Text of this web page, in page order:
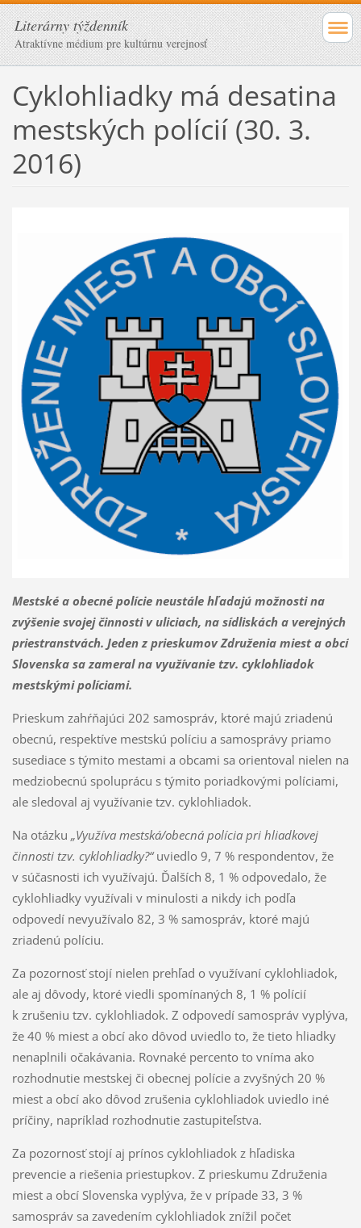
Literárny týždenník
Atraktívne médium pre kultúrnu verejnosť
Cyklohliadky má desatina
mestských polícií (30. 3.
2016)
Mestské a obecné polície neustále hľadajú možnosti na
zvýšenie svojej činnosti v uliciach, na sídliskách a verejných
priestranstvách. Jeden z prieskumov Združenia miest a obcí
Slovenska sa zameral na využívanie tzv. cyklohliadok
mestskými políciami.
Prieskum zahŕňajúci 202 samospráv, ktoré majú zriadenú
obecnú, respektíve mestskú políciu a samosprávy priamo
susediace s týmito mestami a obcami sa orientoval nielen na
medziobecnú spoluprácu s týmito poriadkovými políciami,
ale sledoval aj využívanie tzv. cyklohliadok.
Na otázku „Využíva mestská/obecná polícia pri hliadkovej
činnosti tzv. cyklohliadky?“uviedlo 9, 7 % respondentov, že
v súčasnosti ich využívajú. Ďalších 8, 1 % odpovedalo, že
cyklohliadky využívali v minulosti a nikdy ich podľa
odpovedí nevyužívalo 82, 3 % samospráv, ktoré majú
zriadenú políciu.
Za pozornosť stojí nielen prehľad o využívaní cyklohliadok,
ale aj dôvody, ktoré viedli spomínaných 8, 1 % polícií
k zrušeniu tzv. cyklohliadok. Z odpovedí samospráv vyplýva,
že 40 % miest a obcí ako dôvod uviedlo to, že tieto hliadky
nenaplnili očakávania. Rovnaké percento to vníma ako
rozhodnutie mestskej či obecnej polície a zvyšných 20 %
miest a obcí ako dôvod zrušenia cyklohliadok uviedlo iné
príčiny, napríklad rozhodnutie zastupiteľstva.
Za pozornosť stojí aj prínos cyklohliadok z hľadiska
prevencie a riešenia priestupkov. Z prieskumu Združenia
miest a obcí Slovenska vyplýva, že v prípade 33, 3 %
samospráv sa zavedením cyklohliadok znížil počet